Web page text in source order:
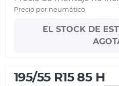
Precio por neumático
EL STOCK DE
195/55 R15 85 H